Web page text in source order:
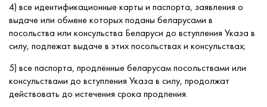
4) все идентификационные карты и паспорта, заявления о
выдаче или обмене которых поданы беларусами в
посольства или консульства Беларуси до вступления Указа в
силу, подлежат выдаче в этих посольствах и консульствах;
5) все паспорта, продлённые беларусам посольствами или
консульствами до вступления Указа в силу, продолжат
действовать до истечения срока продления.